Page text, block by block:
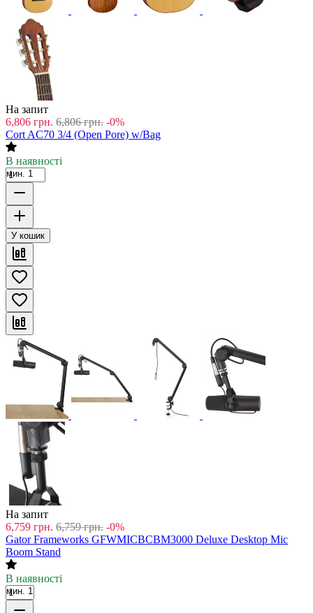
На запит
6,806 грн. 6,806 грн. -0%
Cort AC70 3/4 (Open Pore) w/Bag
В наявності
мин. 1
У кошик
На запит
6,759 грн. 6,759 грн. -0%
Gator Frameworks GFWMICBCBM3000 Deluxe Desktop Mic
Boom Stand
В наявності
мин. 1